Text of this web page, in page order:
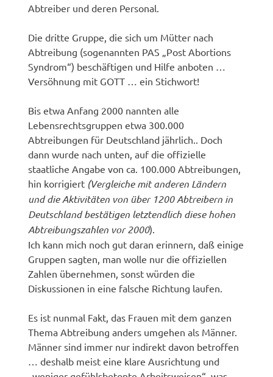
Abtreiber und deren Personal.
Die dritte Gruppe, die sich um Mütter nach
Abtreibung (sogenannten PAS „Post Abortions
Syndrom“) beschäftigen und Hilfe anboten …
Versöhnung mit GOTT … ein Stichwort!
Bis etwa Anfang 2000 nannten alle
Lebensrechtsgruppen etwa 300.000
Abtreibungen für Deutschland jährlich.. Doch
dann wurde nach unten, auf die offizielle
staatliche Angabe von ca. 100.000 Abtreibungen,
hin korrigiert (Vergleiche mit anderen Ländern
und die Aktivitäten von über 1200 Abtreibern in
Deutschland bestätigen letztendlich diese hohen
Abtreibungszahlen vor 2000).
Ich kann mich noch gut daran erinnern, daß einige
Gruppen sagten, man wolle nur die offiziellen
Zahlen übernehmen, sonst würden die
Diskussionen in eine falsche Richtung laufen.
Es ist nunmal Fakt, das Frauen mit dem ganzen
Thema Abtreibung anders umgehen als Männer.
Männer sind immer nur indirekt davon betroffen
… deshalb meist eine klare Ausrichtung und